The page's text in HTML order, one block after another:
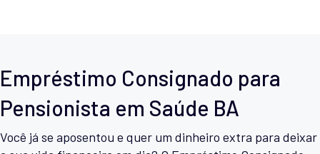
Empréstimo Consignado para
Pensionista em Saúde BA
Você já se aposentou e quer um dinheiro extra para deixar